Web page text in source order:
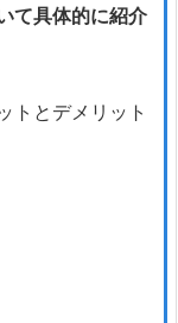
て具体的に紹介